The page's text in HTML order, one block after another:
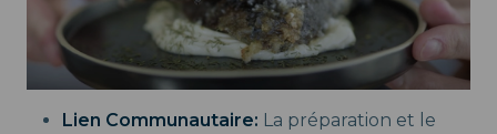
Lien Communautaire: La préparation et le